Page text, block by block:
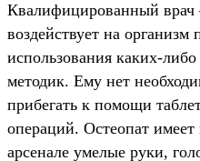
Квалифицированный врач
воздействует на организм
использования каких-
методик. Ему нет
прибегать к помощи
операций. Остеопат имеет
арсенале умелые руки,